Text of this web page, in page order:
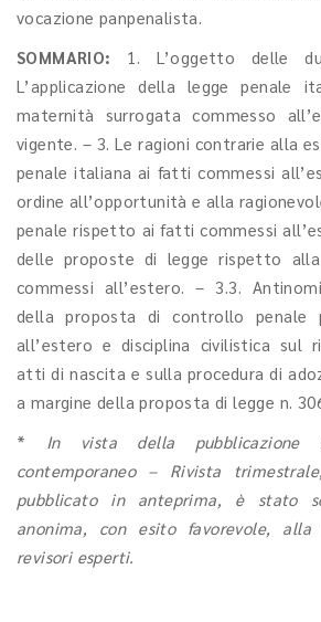
vocazione panpenalista.
SOMMARIO: 1. L’oggetto delle
L’applicazione della legge penale
maternità surrogata commesso
vigente. – 3. Le ragioni contrarie alla
penale italiana ai fatti commessi
ordine all’opportunità e alla
penale rispetto ai fatti commessi
delle proposte di legge rispetto
commessi all’estero. – 3.3.
della proposta di controllo penale
all’estero e disciplina civilistica sul
atti di nascita e sulla procedura di
a margine della proposta di legge n.
*
In vista della pubblicazione
contemporaneo – Rivista
pubblicato in anteprima, è stato
anonima, con esito favorevole,
revisori esperti.